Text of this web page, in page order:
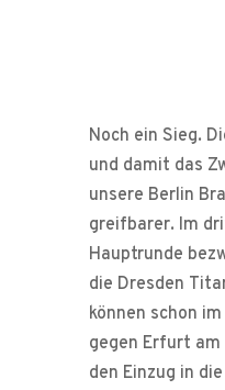
Noch ein Sieg.
und damit das
unsere Berlin
greifbarer. Im
Hauptrunde
die Dresden
können schon
gegen Erfurt
den Einzug in